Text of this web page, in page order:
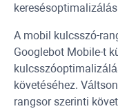
A mobil kulcsszó-
Googlebot Mobile-t
követéséhez.
rangsor szerinti